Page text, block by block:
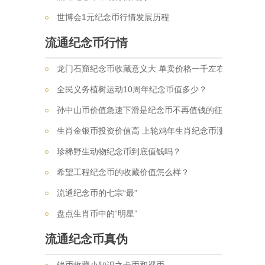
世博会1元纪念币行情发展历程
流通纪念币行情
龙门石窟纪念币收藏意义大 单卖价格一千左右
全民义务植树运动10周年纪念币值多少？
珍稀野生动物纪念币到底值钱吗？
希望工程纪念币的收藏价值怎么样？
流通纪念币的七宗“最”
盘点生肖币中的“明星”
流通纪念币真伪